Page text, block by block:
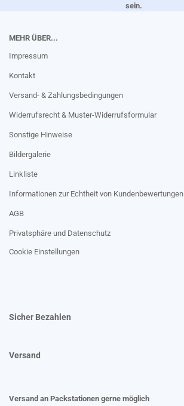
sein.
MEHR ÜBER...
Impressum
Kontakt
Versand- & Zahlungsbedingungen
Widerrufsrecht & Muster-Widerrufsformular
Sonstige Hinweise
Bildergalerie
Linkliste
Informationen zur Echtheit von Kundenbewertungen
AGB
Privatsphäre und Datenschutz
Cookie Einstellungen
Sicher Bezahlen
Versand
Versand an Packstationen gerne möglich